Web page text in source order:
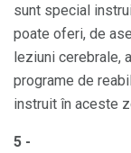
sunt special
poate oferi, de
leziuni cerebrale,
programe de
instruit în aceste
5 -